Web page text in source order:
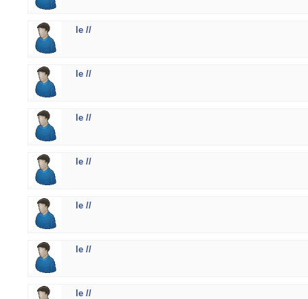
le //
le //
le //
le //
le //
le //
le //